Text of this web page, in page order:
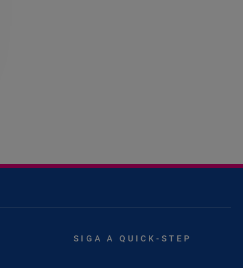
SIGA A QUICK-STEP